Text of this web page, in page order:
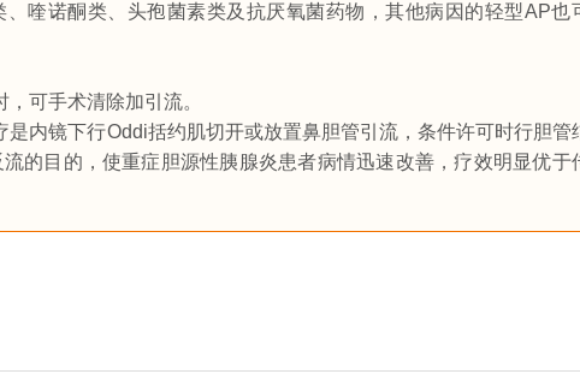
喹诺酮类、头孢菌素类及抗厌氧菌药物，其他病因的轻型AP也
可手术清除加引流。
内镜下行Oddi括约肌切开或放置鼻胆管引流，条件许可时行胆管
的目的，使重症胆源性胰腺炎患者病情迅速改善，疗效明显优于